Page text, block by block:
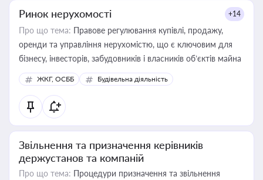
Ринок нерухомості +14
Про що тема: Правове регулювання купівлі, продажу,
оренди та управління нерухомістю, що є ключовим для
бізнесу, інвесторів, забудовників і власників об’єктів майна
ЖКГ, ОСББ Будівельна діяльність
Звільнення та призначення керівників
держустанов та компаній
Про що тема: Процедури призначення та звільнення